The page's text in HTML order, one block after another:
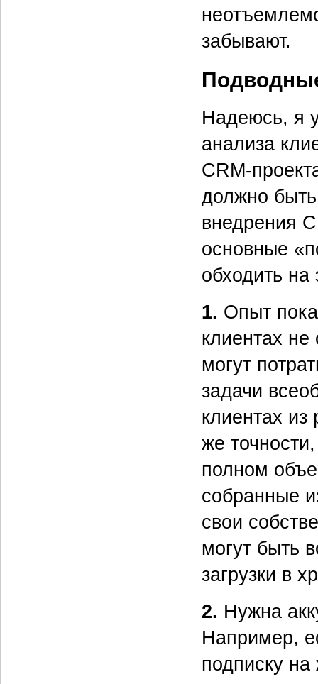
забывают.
Надеюсь, я
анализа
CRM-
должно
внедрения
основные
обходить на
1. Опыт
клиентах
могут
задачи
клиентах из
же
полном
собранные
свои
могут быть
загрузки в
2. Нужна
Например,
подписку